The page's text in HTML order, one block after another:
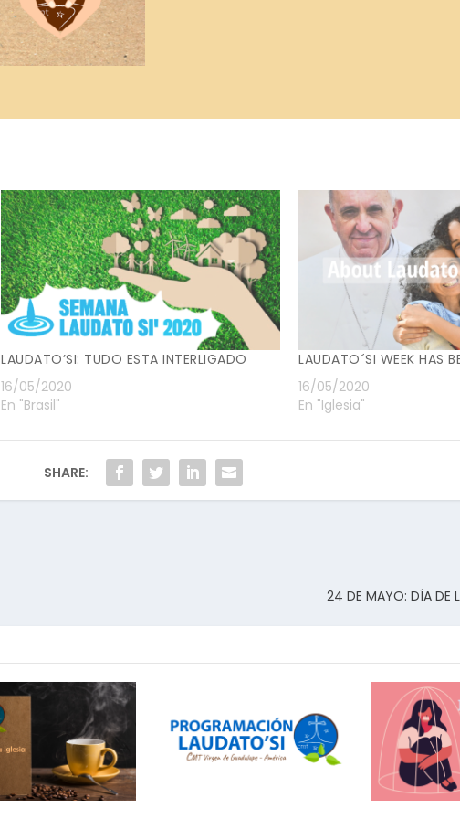
LAUDATO’SI: TUDO ESTA INTERLIGADO
16/05/2020
En "Brasil"
LAUDATO´SI WEEK HAS
16/05/2020
En "Iglesia"
SHARE:
24 DE MAYO: DÍA DE